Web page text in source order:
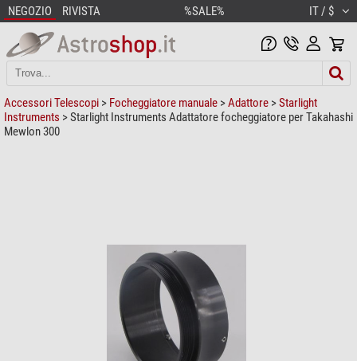
NEGOZIO RIVISTA %SALE% IT / $
Accessori Telescopi > Focheggiatore manuale >Adattore >Starlight
Instruments > Starlight Instruments Adattatore focheggiatore per Takahashi
Mewlon 300